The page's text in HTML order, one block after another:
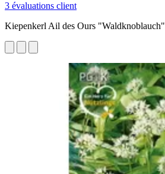
3 évaluations client
Kiepenkerl Ail des Ours "Waldknoblauch"